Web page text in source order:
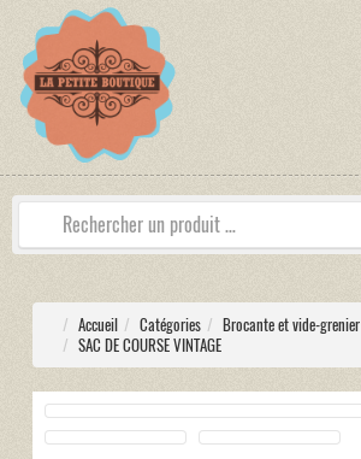
Accueil Catégories Brocante et vide-grenier
SAC DE COURSE VINTAGE